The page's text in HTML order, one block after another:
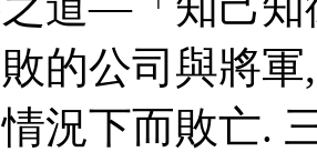
的公司與將
況下而敗亡.